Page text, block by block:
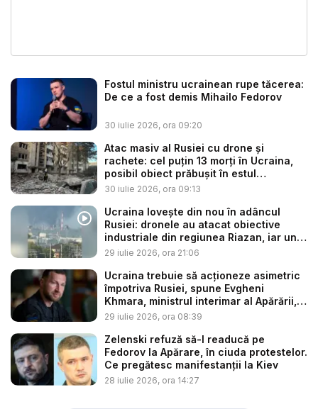
Fostul ministru ucrainean rupe tăcerea:
De ce a fost demis Mihailo Fedorov
30 iulie 2026, ora 09:20
Atac masiv al Rusiei cu drone și
rachete: cel puțin 13 morți în Ucraina,
posibil obiect prăbușit în estul
Poloniei...
30 iulie 2026, ora 09:13
Ucraina lovește din nou în adâncul
Rusiei: dronele au atacat obiective
industriale din regiunea Riazan, iar un
...
29 iulie 2026, ora 21:06
Ucraina trebuie să acţioneze asimetric
împotriva Rusiei, spune Evgheni
Khmara, ministrul interimar al Apărării,
...
29 iulie 2026, ora 08:39
Zelenski refuză să-l readucă pe
Fedorov la Apărare, în ciuda protestelor.
Ce pregătesc manifestanții la Kiev
28 iulie 2026, ora 14:27